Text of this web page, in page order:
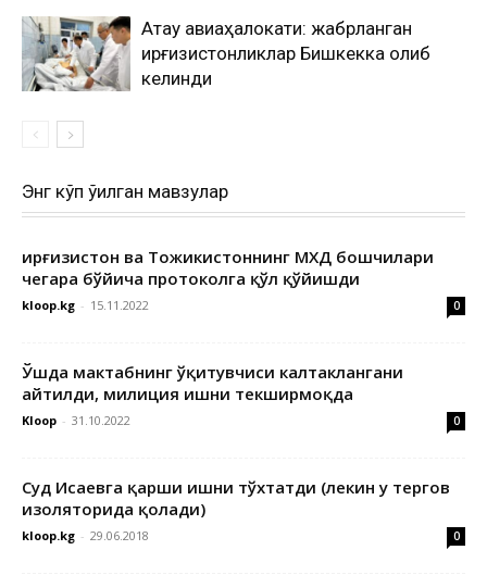
Ақтау авиаҳалокати: жабрланган
қирғизистонликлар Бишкекка олиб
келинди
Энг кўп ўқилган мавзулар
Қирғизистон ва Тожикистоннинг МХДҚ бошчилари
чегара бўйича протоколга қўл қўйишди
kloop.kg - 15.11.2022 0
Ўшда мактабнинг ўқитувчиси калтаклангани
айтилди, милиция ишни текширмоқда
Kloop - 31.10.2022 0
Суд Исаевга қарши ишни тўхтатди (лекин у тергов
изоляторида қолади)
kloop.kg - 29.06.2018 0